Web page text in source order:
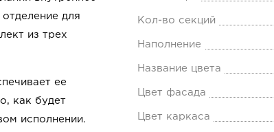
для
из трех
ее
как будет
исполнении.
Кол-во секций
Наполнение
Название цвета
Цвет фасада
Цвет каркаса